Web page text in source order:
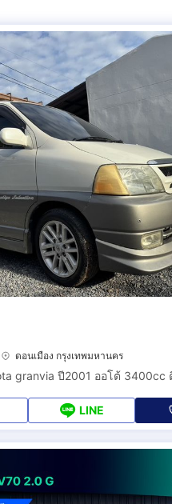
ดอนเมือง กรุงเทพมหานคร
granvia ปี2001 ออโต้ 3400cc
LINE